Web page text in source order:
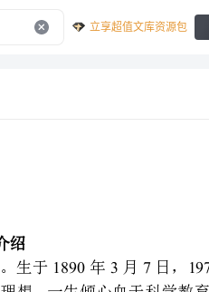
立享超值文库资源包
研究所，开辟了中国的气象事业；担任年浙江大学校长，使浙大挺进到全国名校行列；
年以后，他出任中国科学院副院长，参与领导中国科学院和全国的科学研究工作，尤